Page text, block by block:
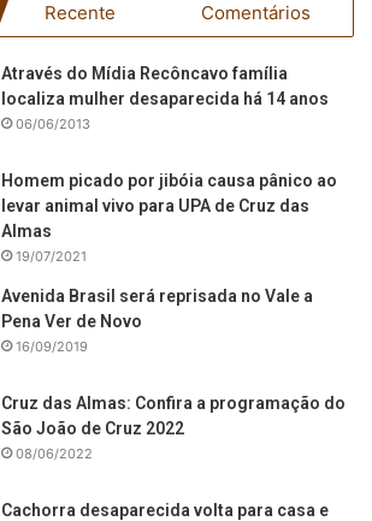
Recente Comentários
Através do Mídia Recôncavo família
localiza mulher desaparecida há 14 anos
06/06/2013
Homem picado por jibóia causa pânico ao
levar animal vivo para UPA de Cruz das
Almas
19/07/2021
Avenida Brasil será reprisada no Vale a
Pena Ver de Novo
16/09/2019
Cruz das Almas: Confira a programação do
São João de Cruz 2022
08/06/2022
Cachorra desaparecida volta para casa e